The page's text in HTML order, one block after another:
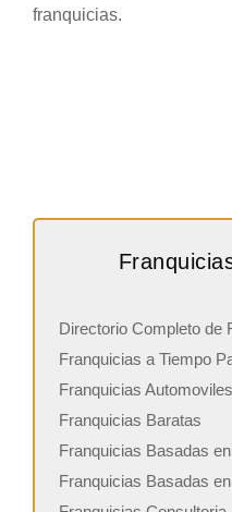
franquicias.
Directorio Completo de
Franquicias a Tiempo
Franquicias Automoviles
Franquicias Baratas
Franquicias Basadas
Franquicias Basadas